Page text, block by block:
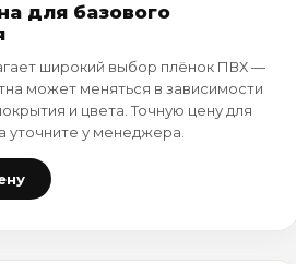
для базового
широкий выбор плёнок ПВХ —
может меняться в зависимости
и цвета. Точную цену для
уточните у менеджера.